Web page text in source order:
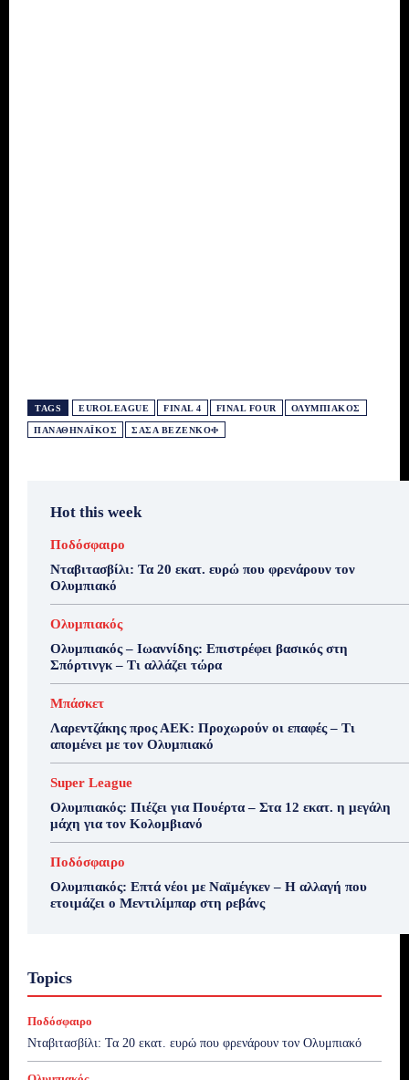
TAGS EUROLEAGUE FINAL 4 FINAL FOUR ΟΛΥΜΠΙΑΚΌΣ
ΠΑΝΑΘΗΝΑΪΚΌΣ ΣΆΣΑ ΒΕΖΈΝΚΟΦ
Hot this week
Ποδόσφαιρο
Νταβιτασβίλι: Τα 20 εκατ. ευρώ που φρενάρουν τον
Ολυμπιακό
Ολυμπιακός
Ολυμπιακός – Ιωαννίδης: Επιστρέφει βασικός στη
Σπόρτινγκ – Τι αλλάζει τώρα
Μπάσκετ
Λαρεντζάκης προς ΑΕΚ: Προχωρούν οι επαφές – Τι
απομένει με τον Ολυμπιακό
Super League
Ολυμπιακός: Πιέζει για Πουέρτα – Στα 12 εκατ. η μεγάλη
μάχη για τον Κολομβιανό
Ποδόσφαιρο
Ολυμπιακός: Επτά νέοι με Ναϊμέγκεν – Η αλλαγή που
ετοιμάζει ο Μεντιλίμπαρ στη ρεβάνς
Topics
Ποδόσφαιρο
Νταβιτασβίλι: Τα 20 εκατ. ευρώ που φρενάρουν τον Ολυμπιακό